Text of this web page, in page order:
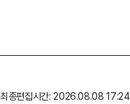
최종편집시간: 2026.08.08 17:24